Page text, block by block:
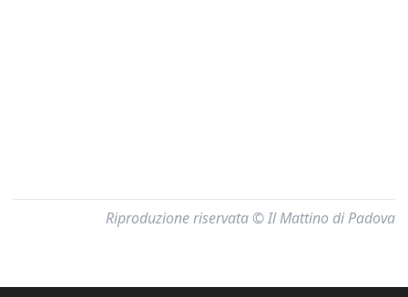
Riproduzione riservata © Il Mattino di Padova